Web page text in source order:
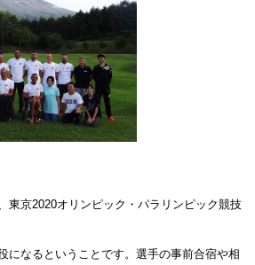
京2020オリンピック・パラリンピック競技
なるということです。選手の事前合宿や相